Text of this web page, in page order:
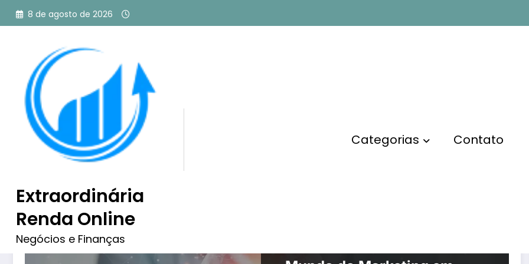
Pular
para
8 de agosto de 2026
Extraordinária
Renda Online
Negócios e Finanças
Categorias Contato
Tag: mundo do marketing